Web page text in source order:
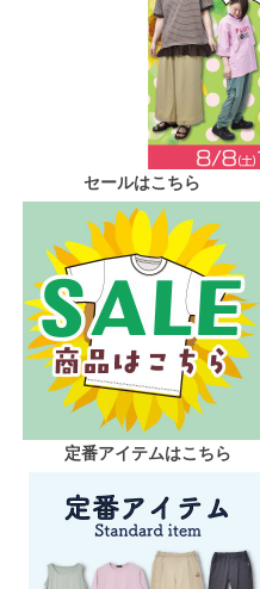
セールはこちら
定番アイテムはこちら